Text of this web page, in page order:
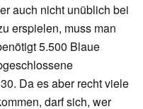
auch nicht unüblich bei
erspielen, muss man
5.500 Blaue
Da es aber recht viele
darf sich, wer